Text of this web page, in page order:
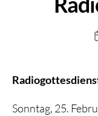
Sonntag, 25.